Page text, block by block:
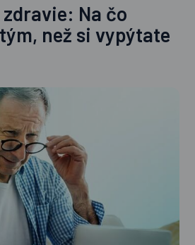
Na čo
než si vypýtate